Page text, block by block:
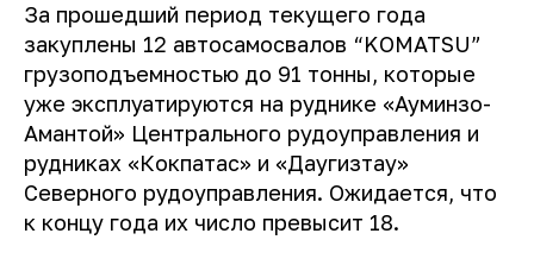
За прошедший период текущего года
закуплены 12 автосамосвалов “KOMATSU”
грузоподъемностью до 91 тонны, которые
уже эксплуатируются на руднике «Ауминзо-
Амантой» Центрального рудоуправления и
рудниках «Кокпатас» и «Даугизтау»
Северного рудоуправления. Ожидается, что
к концу года их число превысит 18.